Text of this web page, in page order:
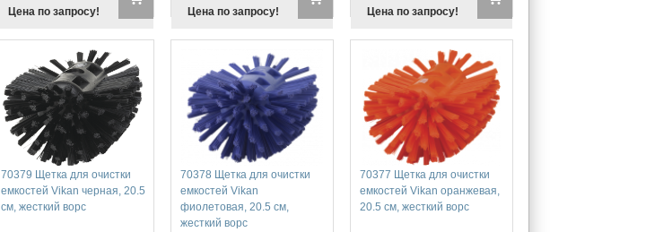
Цена по запросу!
Цена по запросу!
Цена по запросу!
70379 Щетка для очистки
емкостей Vikan черная, 20.5
см, жесткий ворс
70378 Щетка для очистки
емкостей Vikan
фиолетовая, 20.5 см,
жесткий ворс
70377 Щетка для очистки
емкостей Vikan оранжевая,
20.5 см, жесткий ворс